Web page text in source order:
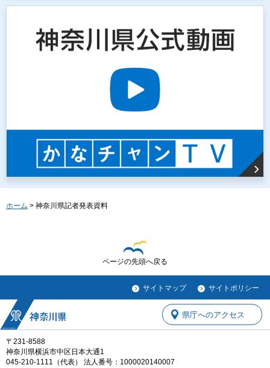
ホーム > 神奈川県記者発表資料
ページの先頭へ戻る
サイトマップ サイトポリシー
〒231-8588
神奈川県横浜市中区日本大通1
045-210-1111（代表） 法人番号：1000020140007
県庁へのアクセス